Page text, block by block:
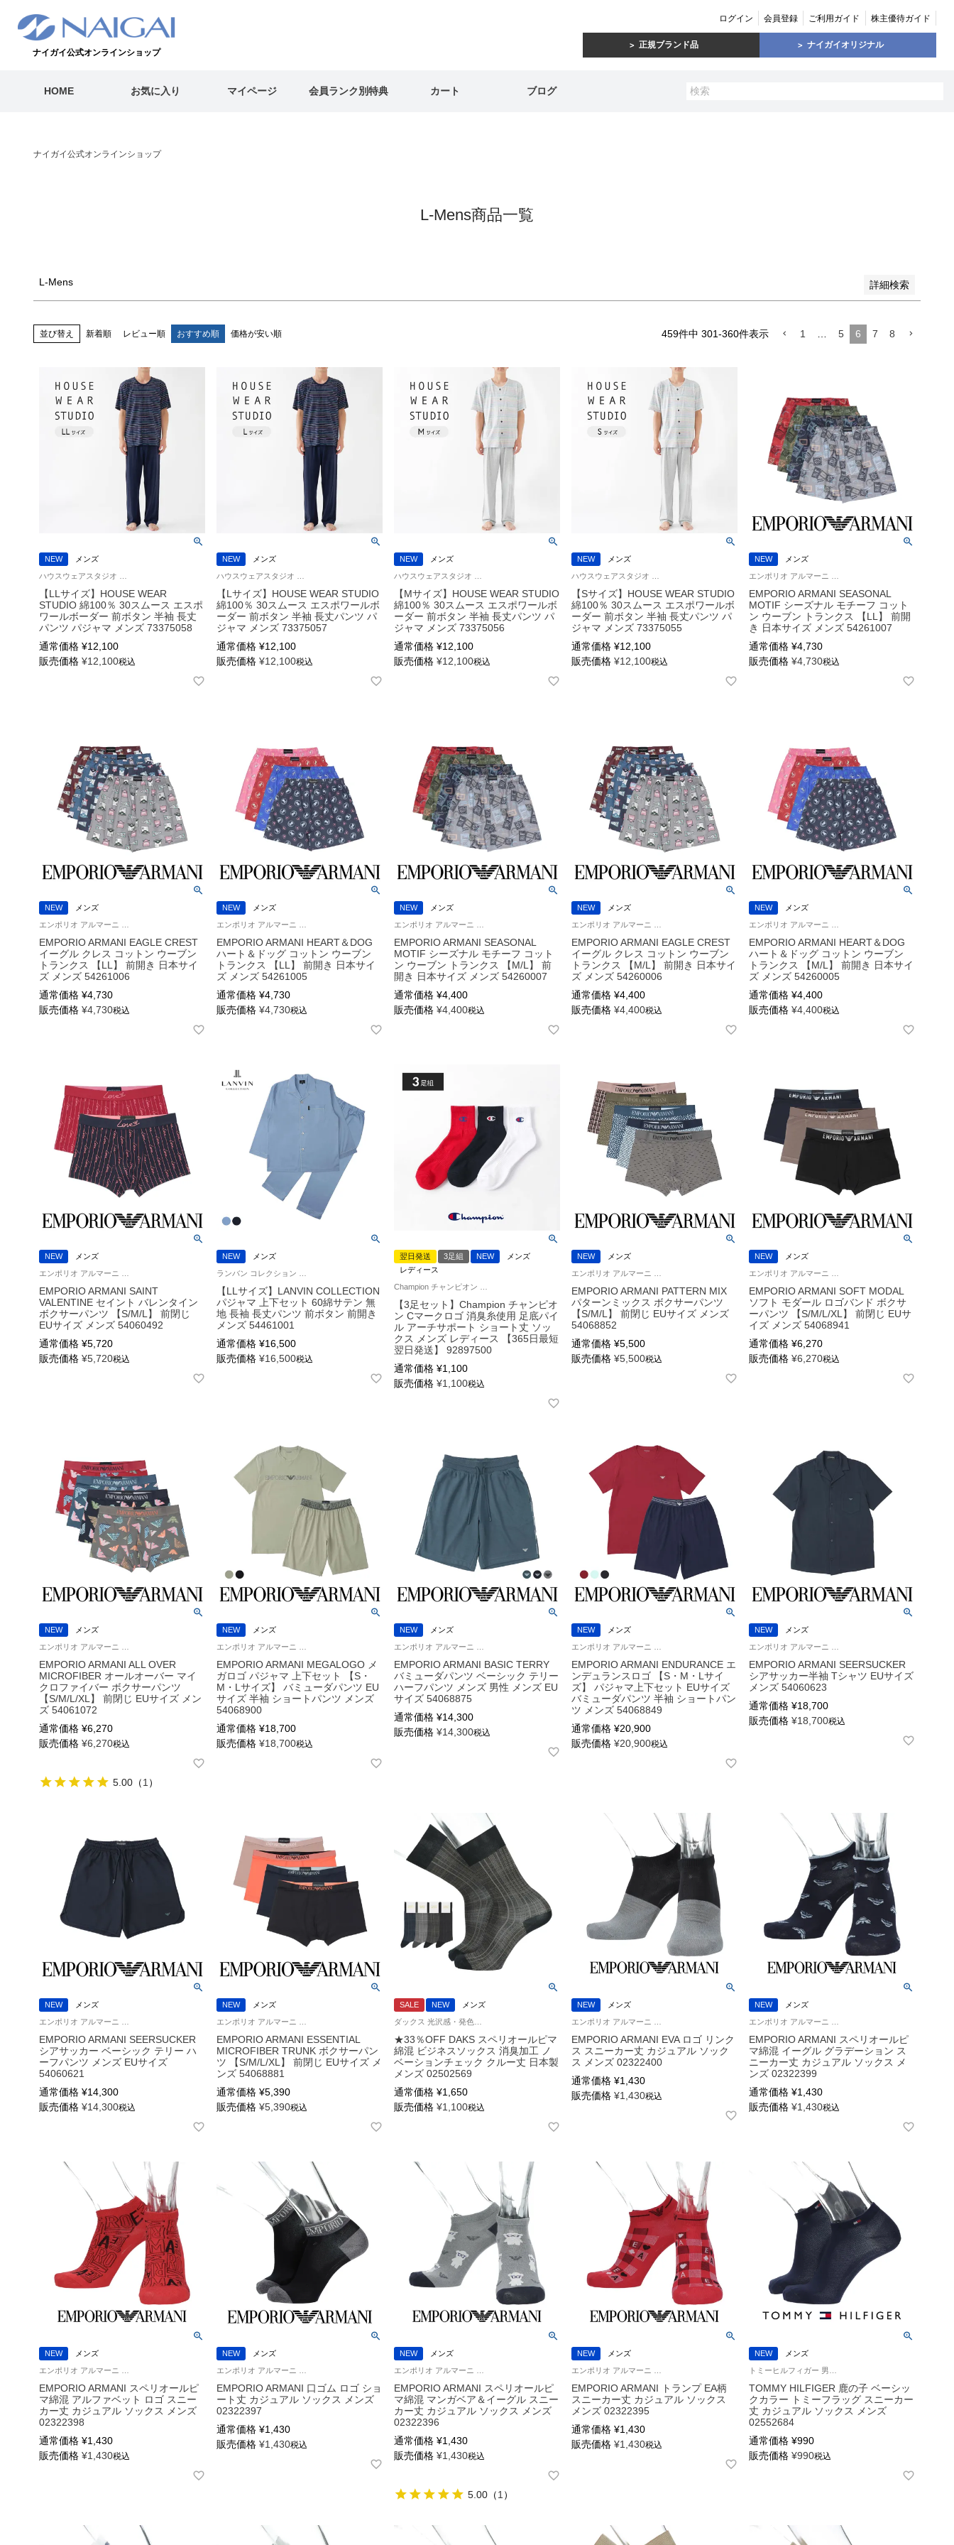
ナイガイ公式オンラインショップ
ログイン 会員登録 ご利用ガイド 株主優待ガイド
正規ブランド品 ナイガイオリジナル
HOME お気に入り マイページ 会員ランク別特典 カート ブログ
ナイガイ公式オンラインショップ
L-Mens商品一覧
L-Mens 詳細検索
キーワード
〜
並び替え 新着順 レビュー順 おすすめ順 価格が安い順 459件中 301-360件表示 1 5 6 7 8
NEW
メンズ
【LLサイズ】HOUSE WEAR
STUDIO 綿100％ 30スムース エスポ
ワールボーダー 前ボタン 半袖 長丈
パンツ パジャマ メンズ 73375058
通常価格 ¥12,100
販売価格 ¥12,100税込
NEW
メンズ
【Lサイズ】HOUSE WEAR STUDIO
綿100％ 30スムース エスポワールボ
ーダー 前ボタン 半袖 長丈パンツ パ
ジャマ メンズ 73375057
通常価格 ¥12,100
販売価格 ¥12,100税込
NEW
メンズ
【Mサイズ】HOUSE WEAR STUDIO
綿100％ 30スムース エスポワールボ
ーダー 前ボタン 半袖 長丈パンツ パ
ジャマ メンズ 73375056
通常価格 ¥12,100
販売価格 ¥12,100税込
NEW
メンズ
【Sサイズ】HOUSE WEAR STUDIO
綿100％ 30スムース エスポワールボ
ーダー 前ボタン 半袖 長丈パンツ パ
ジャマ メンズ 73375055
通常価格 ¥12,100
販売価格 ¥12,100税込
NEW
メンズ
EMPORIO ARMANI SEASONAL
MOTIF シーズナル モチーフ コット
ン ウーブン トランクス 【LL】 前開
き 日本サイズ メンズ 54261007
通常価格 ¥4,730
販売価格 ¥4,730税込
NEW
メンズ
EMPORIO ARMANI EAGLE CREST
イーグル クレス コットン ウーブン
トランクス 【LL】 前開き 日本サイ
ズ メンズ 54261006
通常価格 ¥4,730
販売価格 ¥4,730税込
NEW
メンズ
EMPORIO ARMANI HEART＆DOG
ハート＆ドッグ コットン ウーブン
トランクス 【LL】 前開き 日本サイ
ズ メンズ 54261005
通常価格 ¥4,730
販売価格 ¥4,730税込
NEW
メンズ
EMPORIO ARMANI SEASONAL
MOTIF シーズナル モチーフ コット
ン ウーブン トランクス 【M/L】 前
開き 日本サイズ メンズ 54260007
通常価格 ¥4,400
販売価格 ¥4,400税込
NEW
メンズ
EMPORIO ARMANI EAGLE CREST
イーグル クレス コットン ウーブン
トランクス 【M/L】 前開き 日本サイ
ズ メンズ 54260006
通常価格 ¥4,400
販売価格 ¥4,400税込
NEW
メンズ
EMPORIO ARMANI HEART＆DOG
ハート＆ドッグ コットン ウーブン
トランクス 【M/L】 前開き 日本サイ
ズ メンズ 54260005
通常価格 ¥4,400
販売価格 ¥4,400税込
NEW
メンズ
EMPORIO ARMANI SAINT
VALENTINE セイント バレンタイン
ボクサーパンツ 【S/M/L】 前閉じ
EUサイズ メンズ 54060492
通常価格 ¥5,720
販売価格 ¥5,720税込
NEW
メンズ
【LLサイズ】LANVIN COLLECTION
パジャマ 上下セット 60綿サテン 無
地 長袖 長丈パンツ 前ボタン 前開き
メンズ 54461001
通常価格 ¥16,500
販売価格 ¥16,500税込
翌日発送 3足組 NEW
メンズ
レディース
【3足セット】Champion チャンピオ
ン Cマークロゴ 消臭糸使用 足底パイ
ル アーチサポート ショート丈 ソッ
クス メンズ レディース 【365日最短
翌日発送】 92897500
通常価格 ¥1,100
販売価格 ¥1,100税込
NEW
メンズ
EMPORIO ARMANI PATTERN MIX
パターンミックス ボクサーパンツ
【S/M/L】 前閉じ EUサイズ メンズ
54068852
通常価格 ¥5,500
販売価格 ¥5,500税込
NEW
メンズ
EMPORIO ARMANI SOFT MODAL
ソフト モダール ロゴバンド ボクサ
ーパンツ 【S/M/L/XL】 前閉じ EUサ
イズ メンズ 54068941
通常価格 ¥6,270
販売価格 ¥6,270税込
NEW
メンズ
EMPORIO ARMANI ALL OVER
MICROFIBER オールオーバー マイ
クロファイバー ボクサーパンツ
【S/M/L/XL】 前閉じ EUサイズ メン
ズ 54061072
通常価格 ¥6,270
販売価格 ¥6,270税込
5.00 （1 ）
NEW
メンズ
EMPORIO ARMANI MEGALOGO メ
ガロゴ パジャマ 上下セット 【S・
M・Lサイズ】 バミューダパンツ EU
サイズ 半袖 ショートパンツ メンズ
54068900
通常価格 ¥18,700
販売価格 ¥18,700税込
NEW
メンズ
EMPORIO ARMANI BASIC TERRY
バミューダパンツ ベーシック テリー
ハーフパンツ メンズ 男性 メンズ EU
サイズ 54068875
通常価格 ¥14,300
販売価格 ¥14,300税込
NEW
メンズ
EMPORIO ARMANI ENDURANCE エ
ンデュランスロゴ 【S・M・Lサイ
ズ】 パジャマ上下セット EUサイズ
バミューダパンツ 半袖 ショートパン
ツ メンズ 54068849
通常価格 ¥20,900
販売価格 ¥20,900税込
NEW
メンズ
EMPORIO ARMANI SEERSUCKER
シアサッカー半袖 Tシャツ EUサイズ
メンズ 54060623
通常価格 ¥18,700
販売価格 ¥18,700税込
NEW
メンズ
EMPORIO ARMANI SEERSUCKER
シアサッカー ベーシック テリー ハ
ーフパンツ メンズ EUサイズ
54060621
通常価格 ¥14,300
販売価格 ¥14,300税込
NEW
メンズ
EMPORIO ARMANI ESSENTIAL
MICROFIBER TRUNK ボクサーパン
ツ 【S/M/L/XL】 前閉じ EUサイズ メ
ンズ 54068881
通常価格 ¥5,390
販売価格 ¥5,390税込
SALE NEW
メンズ
★33％OFF DAKS スペリオールピマ
綿混 ビジネスソックス 消臭加工 ノ
ベーションチェック クルー丈 日本製
メンズ 02502569
通常価格 ¥1,650
販売価格 ¥1,100税込
NEW
メンズ
EMPORIO ARMANI EVA ロゴ リンク
ス スニーカー丈 カジュアル ソック
ス メンズ 02322400
通常価格 ¥1,430
販売価格 ¥1,430税込
NEW
メンズ
EMPORIO ARMANI スペリオールピ
マ綿混 イーグル グラデーション ス
ニーカー丈 カジュアル ソックス メ
ンズ 02322399
通常価格 ¥1,430
販売価格 ¥1,430税込
NEW
メンズ
EMPORIO ARMANI スペリオールピ
マ綿混 アルファベット ロゴ スニー
カー丈 カジュアル ソックス メンズ
02322398
通常価格 ¥1,430
販売価格 ¥1,430税込
NEW
メンズ
EMPORIO ARMANI 口ゴム ロゴ ショ
ート丈 カジュアル ソックス メンズ
02322397
通常価格 ¥1,430
販売価格 ¥1,430税込
NEW
メンズ
EMPORIO ARMANI スペリオールピ
マ綿混 マンガベア＆イーグル スニー
カー丈 カジュアル ソックス メンズ
02322396
通常価格 ¥1,430
販売価格 ¥1,430税込
5.00 （1 ）
NEW
メンズ
EMPORIO ARMANI トランプ EA柄
スニーカー丈 カジュアル ソックス
メンズ 02322395
通常価格 ¥1,430
販売価格 ¥1,430税込
NEW
メンズ
TOMMY HILFIGER 鹿の子 ベーシッ
クカラー トミーフラッグ スニーカー
丈 カジュアル ソックス メンズ
02552684
通常価格 ¥990
販売価格 ¥990税込